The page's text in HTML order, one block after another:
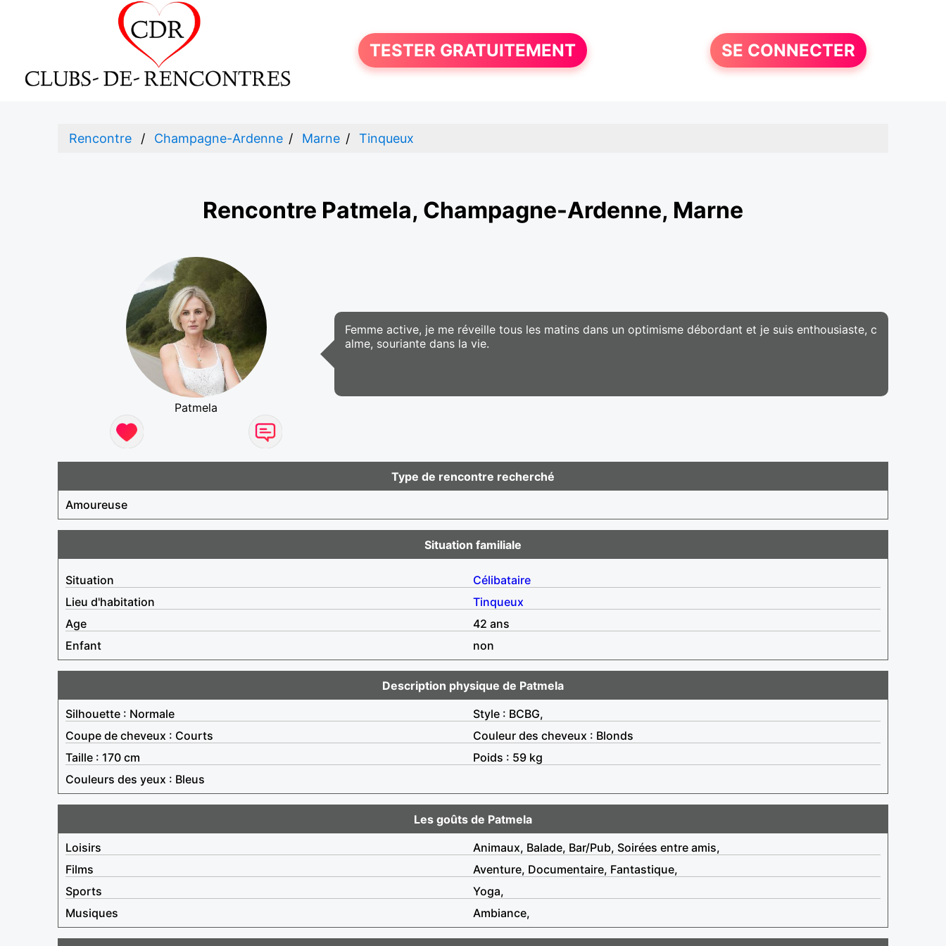
TESTER GRATUITEMENT SE CONNECTER
Rencontre Champagne-Ardenne Marne Tinqueux
Rencontre Patmela, Champagne-Ardenne, Marne
Patmela
Femme active, je me réveille tous les matins dans un optimisme débordant et je suis enthousiaste, c
alme, souriante dans la vie.
Type de rencontre recherché
Amoureuse
Situation familiale
Situation
Célibataire
Lieu d'habitation
Tinqueux
Age
42 ans
Enfant
non
Description physique de Patmela
Silhouette : Normale
Style : BCBG,
Coupe de cheveux : Courts
Couleur des cheveux : Blonds
Taille : 170 cm
Poids : 59 kg
Couleurs des yeux : Bleus
Les goûts de Patmela
Loisirs
Animaux, Balade, Bar/Pub, Soirées entre amis,
Films
Aventure, Documentaire, Fantastique,
Sports
Yoga,
Musiques
Ambiance,